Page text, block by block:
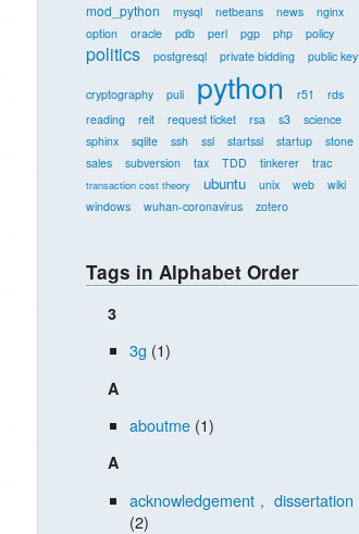
mod_python mysql netbeans news
nginx
option
oracle pdb perl pgp php policy
politics postgresql private bidding public key
cryptography puli python r51
rds
reading
reit request ticket rsa s3
science
sphinx
sqlite ssh ssl startssl startup
stone
sales
subversion tax TDD tinkerer trac
transaction cost theory ubuntu unix web
wiki
windows
wuhan-coronavirus zotero
Tags in Alphabet Order
3
3g (1)
A
aboutme (1)
A
acknowledgement， dissertation
(2)